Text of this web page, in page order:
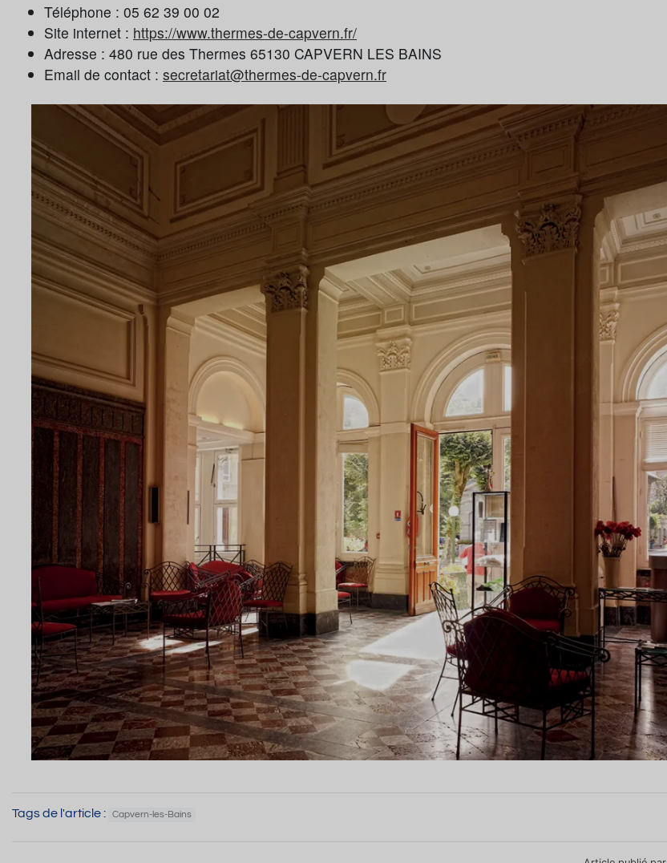
Téléphone : 05 62 39 00 02
Site internet : https://www.thermes-de-capvern.fr/
Adresse : 480 rue des Thermes 65130 CAPVERN LES BAINS
Email de contact : secretariat@thermes-de-capvern.fr
Tags de l'article : Capvern-les-Bains